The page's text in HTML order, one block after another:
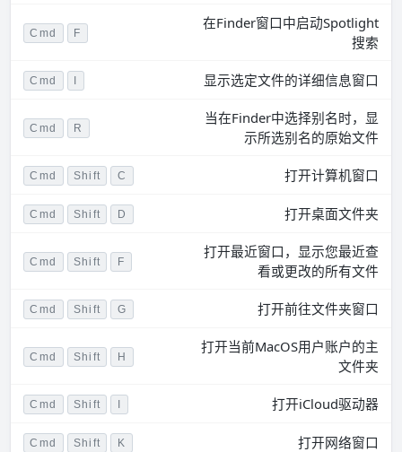
Cmd F
在Finder窗口中启动Spotlight
搜索
Cmd I 显示选定文件的详细信息窗口
Cmd R
当在Finder中选择别名时，显
示所选别名的原始文件
Cmd Shift C 打开计算机窗口
Cmd Shift D 打开桌面文件夹
Cmd Shift F
打开最近窗口，显示您最近查
看或更改的所有文件
Cmd Shift G 打开前往文件夹窗口
Cmd Shift H
打开当前MacOS用户账户的主
文件夹
Cmd Shift I 打开iCloud驱动器
Cmd Shift K 打开网络窗口